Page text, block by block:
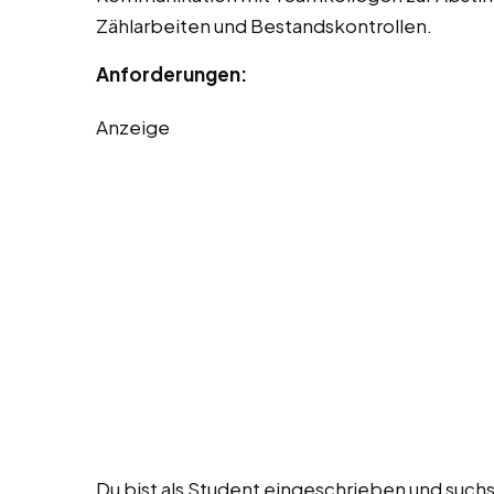
Zählarbeiten und Bestandskontrollen.
Anforderungen:
Anzeige
Du bist als Student eingeschrieben und